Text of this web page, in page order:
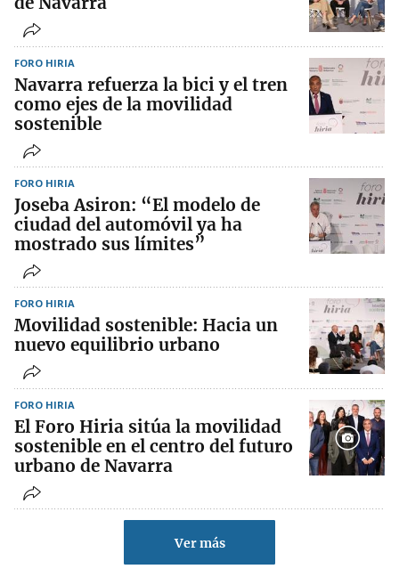
FORO HIRIA
Navarra refuerza la bici y el tren
como ejes de la movilidad
sostenible
FORO HIRIA
Joseba Asiron: “El modelo de
ciudad del automóvil ya ha
mostrado sus límites”
FORO HIRIA
Movilidad sostenible: Hacia un
nuevo equilibrio urbano
FORO HIRIA
El Foro Hiria sitúa la movilidad
sostenible en el centro del futuro
urbano de Navarra
Ver más